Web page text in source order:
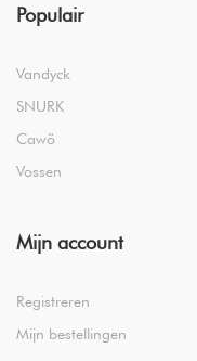
Populair
Vandyck
SNURK
Cawö
Vossen
Mijn account
Registreren
Mijn bestellingen